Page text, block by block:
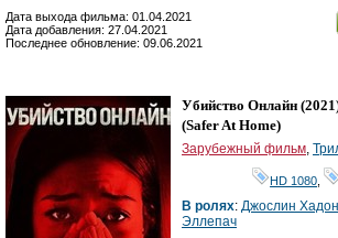
Дата выхода фильма: 01.04.2021
Дата добавления: 27.04.2021
Последнее обновление: 09.06.2021
Убийство Онлайн
(Safer At Home)
Зарубежный фильм
HD 1080
В ролях: Джослин Хадон
Эллепач